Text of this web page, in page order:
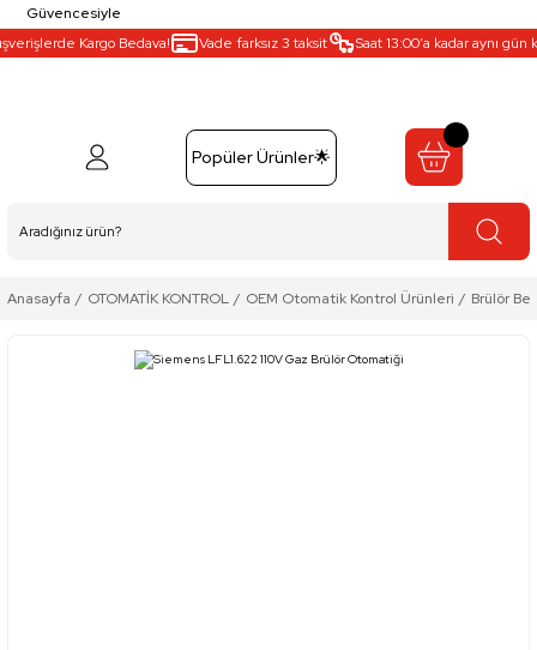
Güvencesiyle
Kargo Bedava!
Vade farksız 3 taksit Saat 13:00’a kadar aynı gün
Popüler Ürünler🌟
Anasayfa OTOMATİK KONTROL OEM Otomatik Kontrol Ürünleri Brülör